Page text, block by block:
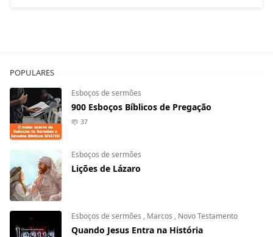
POPULARES
Esboços de sermões
900 Esboços Bíblicos de Pregação
37
Esboços de sermões
Lições de Lázaro
Esboços de sermões , Marcos , Novo Testamento
Quando Jesus Entra na História